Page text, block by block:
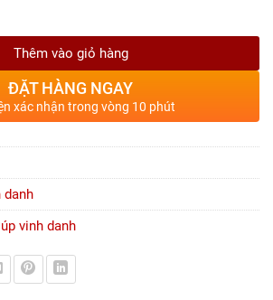
Thêm vào giỏ hàng
ĐẶT HÀNG NGAY
xác nhận trong vòng 10 phút
danh
vinh danh